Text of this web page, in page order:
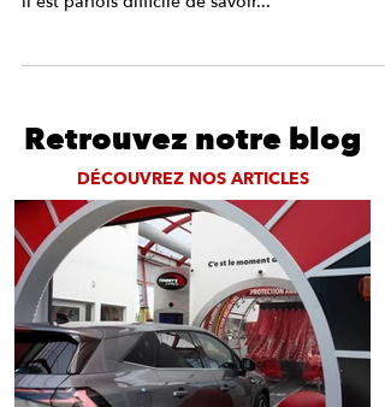
il est parfois difficile de savoir...
Retrouvez notre blog
DÉCOUVREZ NOS ARTICLES